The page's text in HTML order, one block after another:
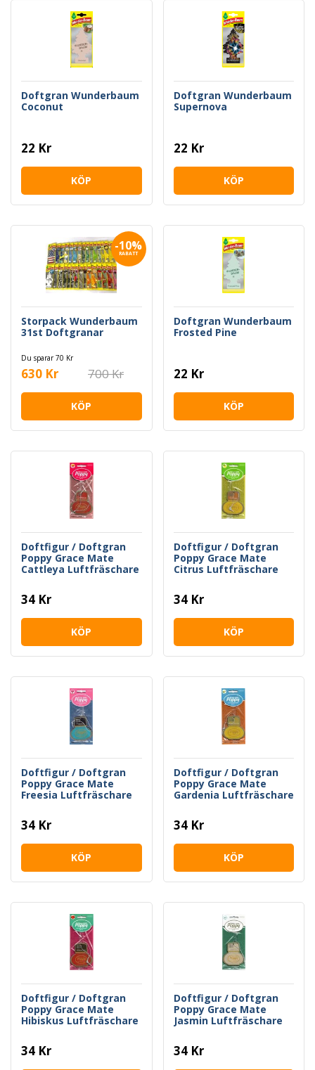
Doftgran Wunderbaum
Coconut
22 Kr
KÖP
Doftgran Wunderbaum
Supernova
22 Kr
KÖP
-10%
RABATT
Storpack Wunderbaum
31st Doftgranar
Du sparar 70 Kr
630 Kr 700 Kr
KÖP
Doftgran Wunderbaum
Frosted Pine
22 Kr
KÖP
Doftfigur / Doftgran
Poppy Grace Mate
Cattleya Luftfräschare
34 Kr
KÖP
Doftfigur / Doftgran
Poppy Grace Mate
Citrus Luftfräschare
34 Kr
KÖP
Doftfigur / Doftgran
Poppy Grace Mate
Freesia Luftfräschare
34 Kr
KÖP
Doftfigur / Doftgran
Poppy Grace Mate
Gardenia Luftfräschare
34 Kr
KÖP
Doftfigur / Doftgran
Poppy Grace Mate
Hibiskus Luftfräschare
34 Kr
Doftfigur / Doftgran
Poppy Grace Mate
Jasmin Luftfräschare
34 Kr